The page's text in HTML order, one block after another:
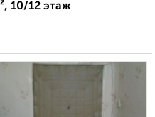
10/12 этаж